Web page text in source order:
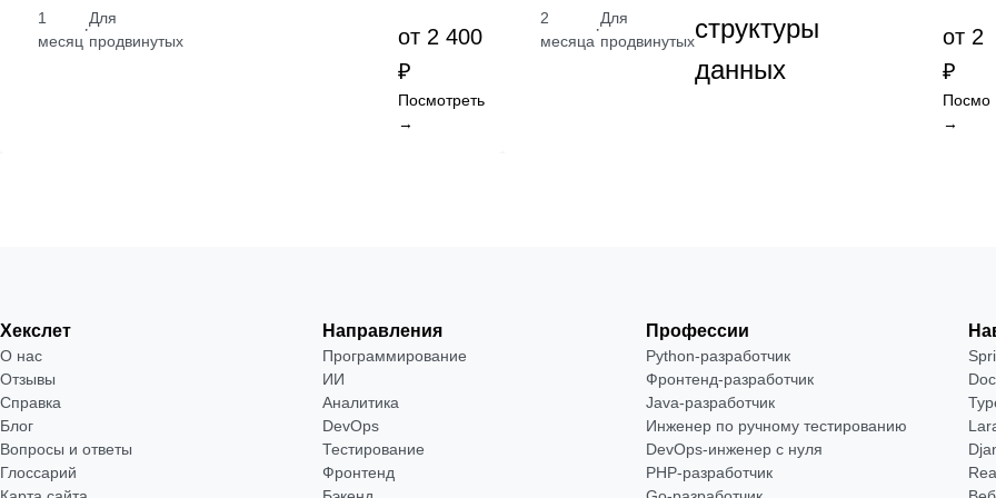
1
месяц
·
Для
продвинутых
от 2 400
₽
Посмотреть
→
2
месяца
·
Для
продвинутыхструктуры
данных
от 2
₽
→
Хекслет
О нас
Отзывы
Справка
Блог
Вопросы и ответы
Глоссарий
Направления
Программирование
ИИ
Аналитика
DevOps
Тестирование
Фронтенд
Профессии
Python-разработчик
Фронтенд-разработчик
Java-разработчик
Инженер по ручному тестированию
DevOps-инженер с нуля
РНР-разработчик